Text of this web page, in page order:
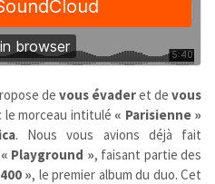
de vous évaderet de vous
le morceau intitulé « Parisienne »
. Nous vous avions déjà fait
« Playground », faisant partie des
», le premier album du duo. Cet